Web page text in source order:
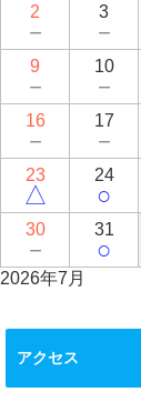
2
－
3
－
9
－
10
－
16
－
17
－
23
△
24
○
30
－
31
○
2026年7月
アクセス